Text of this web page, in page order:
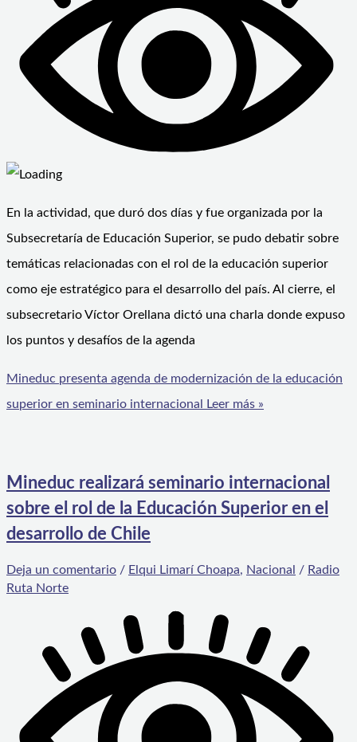
En la actividad, que duró dos días y fue organizada por la
Subsecretaría de Educación Superior, se pudo debatir sobre
temáticas relacionadas con el rol de la educación superior
como eje estratégico para el desarrollo del país. Al cierre, el
subsecretario Víctor Orellana dictó una charla donde expuso
los puntos y desafíos de la agenda
Mineduc presenta agenda de modernización de la educación
superior en seminario internacional
Leer más »
Mineduc realizará seminario internacional
sobre el rol de la Educación Superior en el
desarrollo de Chile
Deja un comentario / Elqui Limarí Choapa, Nacional / Radio
Ruta Norte